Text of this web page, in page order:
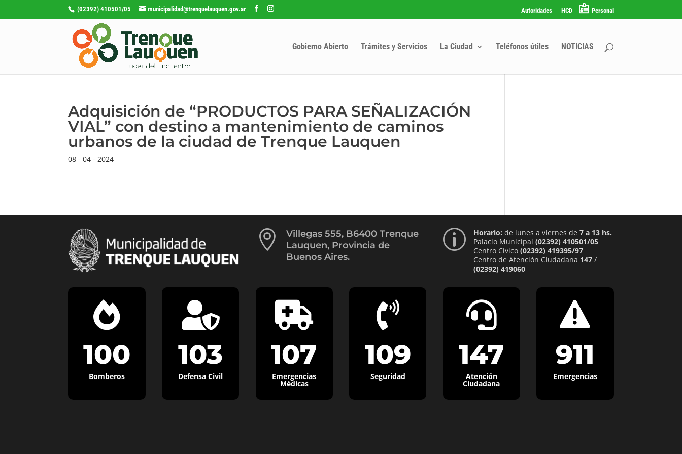
(02392) 410501/05 municipalidad@trenquelauquen.gov.ar Autoridades HCD Personal
Gobierno Abierto Trámites y Servicios La Ciudad Teléfonos útiles NOTICIAS
Adquisición de “PRODUCTOS PARA SEÑALIZACIÓN
VIAL” con destino a mantenimiento de caminos
urbanos de la ciudad de Trenque Lauquen
08 - 04 - 2024

Villegas 555, B6400 Trenque
Lauquen, Provincia de
Buenos Aires.
p Horario: de lunes a viernes de 7 a 13 hs.
Palacio Municipal (02392) 410501/05
Centro Cívico (02392) 419395/97
Centro de Atención Ciudadana 147/
(02392) 419060

100
Bomberos

103
Defensa Civil

107
Emergencias
Médicas

109
Seguridad

147
Atención
Ciudadana

911
Emergencias